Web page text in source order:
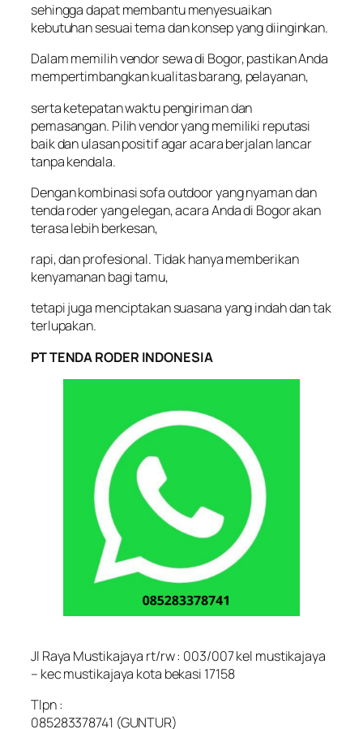
sehingga dapat membantu menyesuaikan
kebutuhan sesuai tema dan konsep yang diinginkan.
Dalam memilih vendor sewa di Bogor, pastikan Anda
mempertimbangkan kualitas barang, pelayanan,
serta ketepatan waktu pengiriman dan
pemasangan. Pilih vendor yang memiliki reputasi
baik dan ulasan positif agar acara berjalan lancar
tanpa kendala.
Dengan kombinasi sofa outdoor yang nyaman dan
tenda roder yang elegan, acara Anda di Bogor akan
terasa lebih berkesan,
rapi, dan profesional. Tidak hanya memberikan
kenyamanan bagi tamu,
tetapi juga menciptakan suasana yang indah dan tak
terlupakan.
PT TENDA RODER INDONESIA
Jl Raya Mustikajaya rt/rw : 003/007 kel mustikajaya
– kec mustikajaya kota bekasi 17158
Tlpn :
085283378741 (GUNTUR)